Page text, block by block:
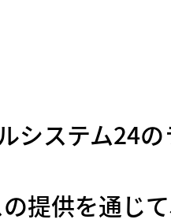
システム24
提供を通じ